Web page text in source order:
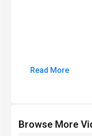
Read More
Browse More